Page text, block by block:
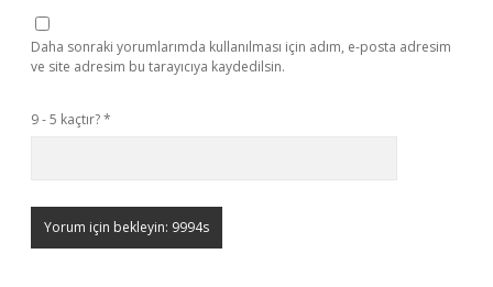
Daha sonraki yorumlarımda kullanılması için adım, e-posta adresim
ve site adresim bu tarayıcıya kaydedilsin.
9 - 5 kaçtır?*